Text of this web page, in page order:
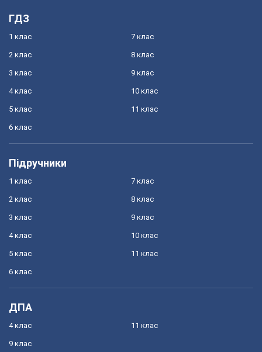
ГДЗ
1 клас
2 клас
3 клас
4 клас
5 клас
6 клас
7 клас
8 клас
9 клас
10 клас
11 клас
Підручники
1 клас
2 клас
3 клас
4 клас
5 клас
6 клас
7 клас
8 клас
9 клас
10 клас
11 клас
ДПА
4 клас
9 клас
11 клас